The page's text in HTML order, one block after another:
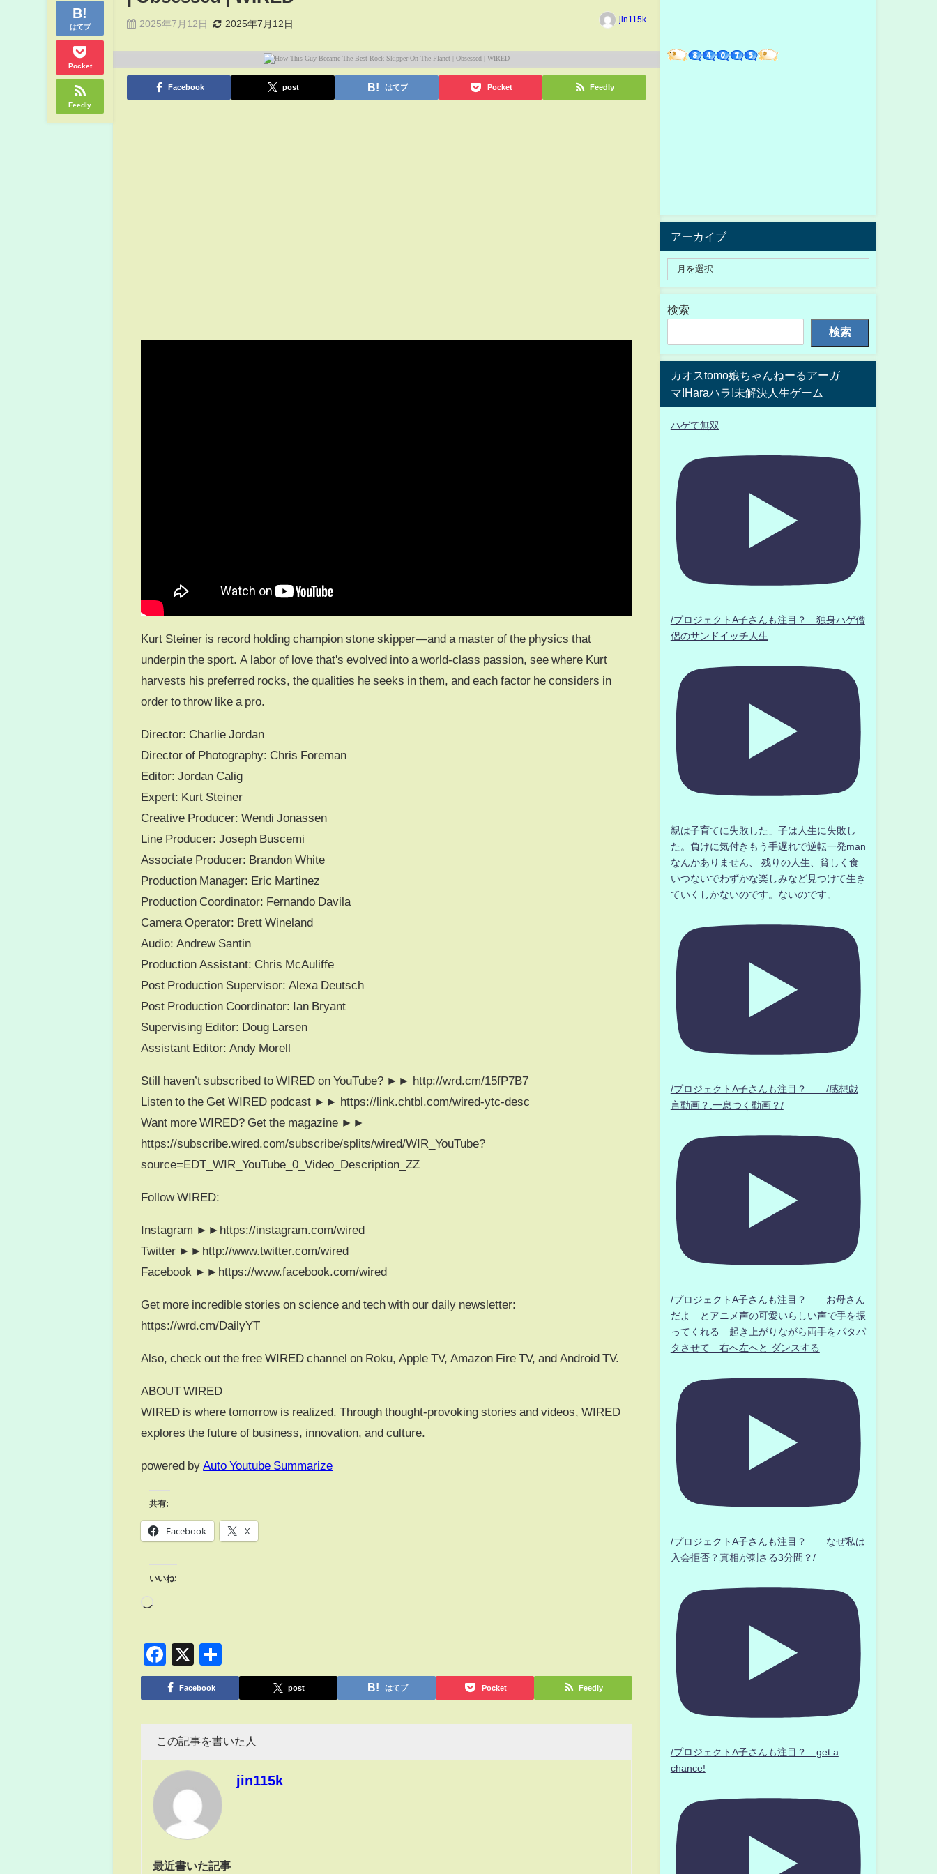
はてブ
Pocket
Feedly
2025年7月12日 2025年7月12日 jin115k
Facebook post はてブ Pocket Feedly
Kurt Steiner is record holding champion stone skipper—and a master of the physics that
underpin the sport. A labor of love that's evolved into a world-class passion, see where Kurt
harvests his preferred rocks, the qualities he seeks in them, and each factor he considers in
order to throw like a pro.
Director: Charlie Jordan
Director of Photography: Chris Foreman
Editor: Jordan Calig
Expert: Kurt Steiner
Creative Producer: Wendi Jonassen
Line Producer: Joseph Buscemi
Associate Producer: Brandon White
Production Manager: Eric Martinez
Production Coordinator: Fernando Davila
Camera Operator: Brett Wineland
Audio: Andrew Santin
Production Assistant: Chris McAuliffe
Post Production Supervisor: Alexa Deutsch
Post Production Coordinator: Ian Bryant
Supervising Editor: Doug Larsen
Assistant Editor: Andy Morell
Still haven’t subscribed to WIRED on YouTube? ►► http://wrd.cm/15fP7B7
Listen to the Get WIRED podcast ►► https://link.chtbl.com/wired-ytc-desc
Want more WIRED? Get the magazine ►►
https://subscribe.wired.com/subscribe/splits/wired/WIR_YouTube?
source=EDT_WIR_YouTube_0_Video_Description_ZZ
Follow WIRED:
Instagram ►►https://instagram.com/wired
Twitter ►►http://www.twitter.com/wired
Facebook ►►https://www.facebook.com/wired
Get more incredible stories on science and tech with our daily newsletter:
https://wrd.cm/DailyYT
Also, check out the free WIRED channel on Roku, Apple TV, Amazon Fire TV, and Android TV.
ABOUT WIRED
WIRED is where tomorrow is realized. Through thought-provoking stories and videos, WIRED
explores the future of business, innovation, and culture.
powered by Auto Youtube Summarize
共有:
Facebook X
いいね:
Facebook
X
有
Facebook post はてブ Pocket Feedly
この記事を書いた人
jin115k
最近書いた記事
アーカイブ
検索
検索
カオスtomo娘ちゃんねーるアーガ
マ!Haraハラ!未解決人生ゲーム
ハゲて無双
/プロジェクトA子さんも注目？ 独身ハゲ僧
侶のサンドイッチ人生
親は子育てに失敗した」子は人生に失敗し
た。負けに気付きもう手遅れで逆転一発man
なんかありません、 残りの人生、貧しく食
いつないでわずかな楽しみなど見つけて生き
ていくしかないのです。ないのです。
/プロジェクトA子さんも注目？ /感想戯
言動画？.一息つく動画？/
/プロジェクトA子さんも注目？ お母さん
だよ とアニメ声の可愛いらしい声で手を振
ってくれる 起き上がりながら両手をパタパ
タさせて 右へ左へと ダンスする
/プロジェクトA子さんも注目？ なぜ私は
入会拒否？真相が刺さる3分間？/
/プロジェクトA子さんも注目？ get a
chance!